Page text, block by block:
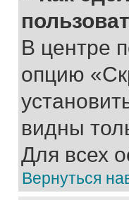
В центре
опцию
видны
Для всех
Вернуться